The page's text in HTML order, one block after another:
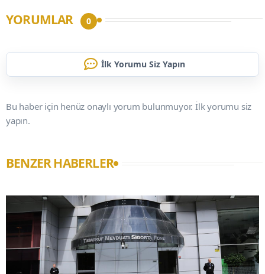
YORUMLAR 0
İlk Yorumu Siz Yapın
Bu haber için henüz onaylı yorum bulunmuyor. İlk yorumu siz
yapın.
BENZER HABERLER